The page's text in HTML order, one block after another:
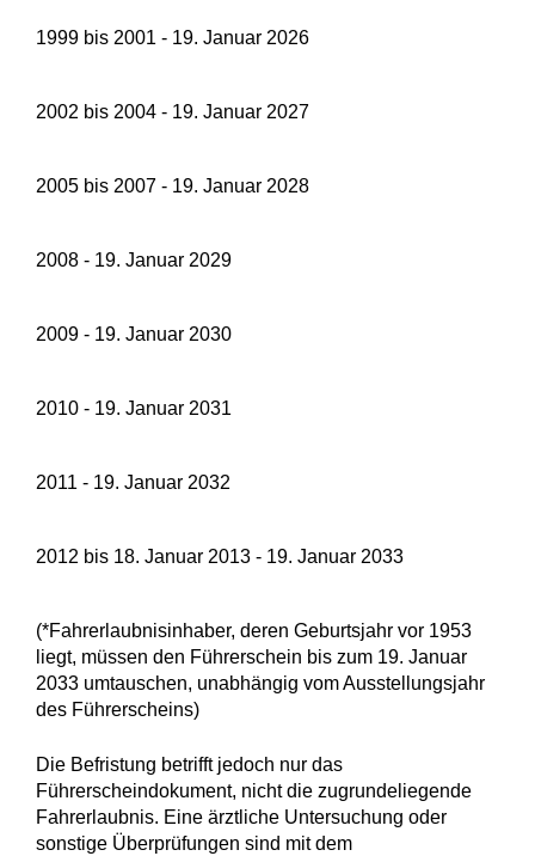
1999 bis 2001 - 19. Januar 2026
2002 bis 2004 - 19. Januar 2027
2005 bis 2007 - 19. Januar 2028
2008 - 19. Januar 2029
2009 - 19. Januar 2030
2010 - 19. Januar 2031
2011 - 19. Januar 2032
2012 bis 18. Januar 2013 - 19. Januar 2033
(*Fahrerlaubnisinhaber, deren Geburtsjahr vor 1953
liegt, müssen den Führerschein bis zum 19. Januar
2033 umtauschen, unabhängig vom Ausstellungsjahr
des Führerscheins)
Die Befristung betrifft jedoch nur das
Führerscheindokument, nicht die zugrundeliegende
Fahrerlaubnis. Eine ärztliche Untersuchung oder
sonstige Überprüfungen sind mit dem